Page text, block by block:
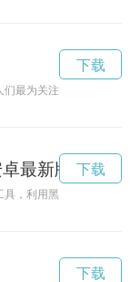
最为关注的问题之一。
下载
最新版本
，利用黑洞的特性加速
下载
下载